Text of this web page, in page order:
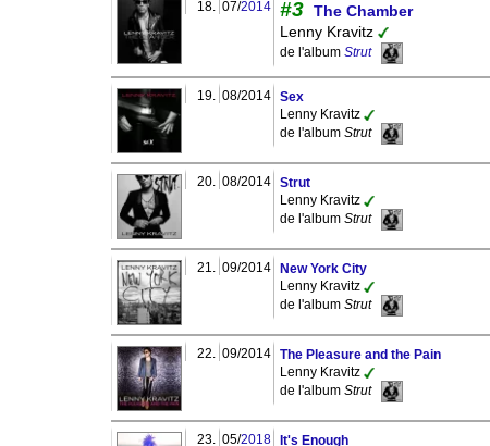
18. 07/2014 #3 The Chamber
Lenny Kravitz
de l'album Strut
19. 08/2014 Sex
Lenny Kravitz
de l'album Strut
20. 08/2014 Strut
Lenny Kravitz
de l'album Strut
21. 09/2014
New York City
Lenny Kravitz
de l'album Strut
22. 09/2014 The Pleasure and the Pain
Lenny Kravitz
de l'album Strut
23. 05/2018 It's Enough